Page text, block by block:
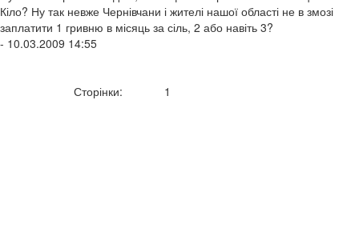
Кіло? Ну так невже Чернівчани і жителі нашої області не в змозі
заплатити 1 гривню в місяць за сіль, 2 або навіть 3?
- 10.03.2009 14:55
Сторінки: 1